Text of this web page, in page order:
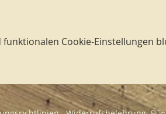
diese kannst du
dieser Veranstaltung:
Cookie-Einstellungen